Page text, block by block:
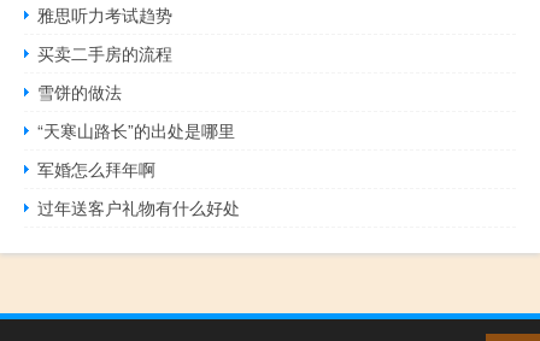
雅思听力考试趋势
买卖二手房的流程
雪饼的做法
“天寒山路长”的出处是哪里
军婚怎么拜年啊
过年送客户礼物有什么好处